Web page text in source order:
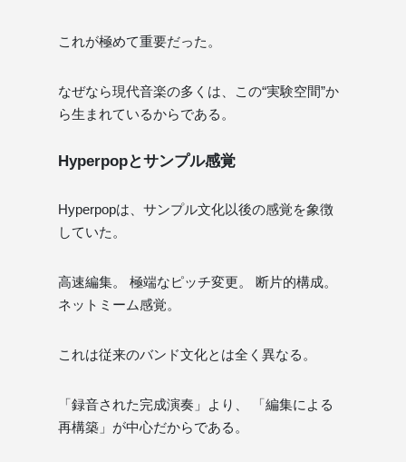
これが極めて重要だった。
なぜなら現代音楽の多くは、この“実験空間”か
ら生まれているからである。
Hyperpopとサンプル感覚
Hyperpopは、サンプル文化以後の感覚を象徴
していた。
高速編集。 極端なピッチ変更。 断片的構成。
ネットミーム感覚。
これは従来のバンド文化とは全く異なる。
「録音された完成演奏」より、 「編集による
再構築」が中心だからである。